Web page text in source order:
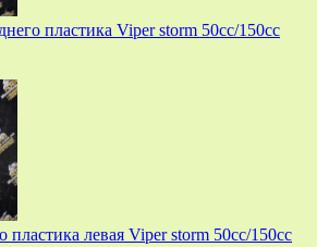
пластика Viper storm 50cc/150cc
пластика левая Viper storm 50cc/150cc